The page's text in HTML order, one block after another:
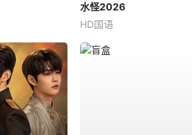
水怪2026
HD国语